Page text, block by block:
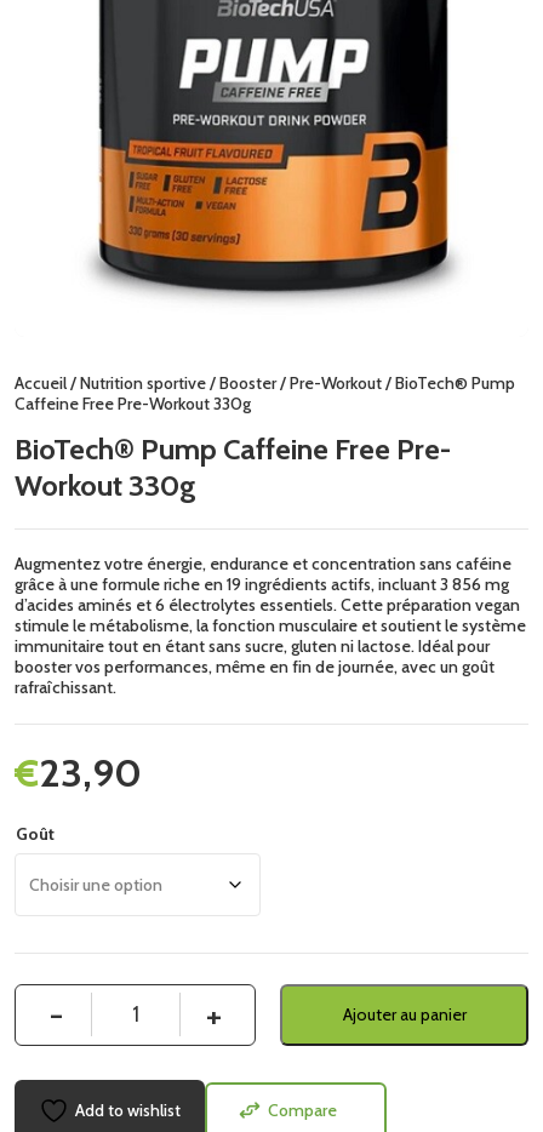
Accueil/Nutrition sportive/Booster/Pre-Workout/ BioTech® Pump
Caffeine Free Pre-Workout 330g
BioTech® Pump Caffeine Free Pre-
Workout 330g
Augmentez votre énergie, endurance et concentration sans caféine
grâce à une formule riche en 19 ingrédients actifs, incluant 3 856 mg
d’acides aminés et 6 électrolytes essentiels. Cette préparation vegan
stimule le métabolisme, la fonction musculaire et soutient le système
immunitaire tout en étant sans sucre, gluten ni lactose. Idéal pour
booster vos performances, même en fin de journée, avec un goût
rafraîchissant.
23,90
€
Goût
Ajouter au panier
Add to wishlist Compare